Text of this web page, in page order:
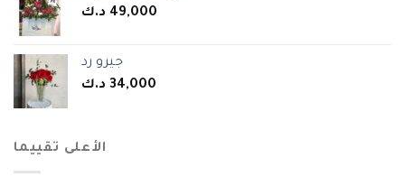
49,000 د.ك
جيرو رد
34,000 د.ك
الأعلى تقييما